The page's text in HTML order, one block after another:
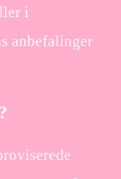
i
anbefalinger